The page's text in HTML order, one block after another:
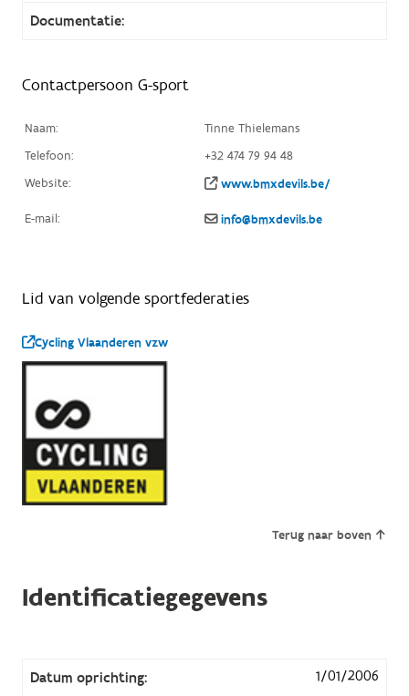
Documentatie:
Contactpersoon G-sport
Naam:
Tinne Thielemans
Telefoon:
+32 474 79 94 48
Website:
www.bmxdevils.be/
E-mail: info@bmxdevils.be
Lid van volgende sportfederaties
Cycling Vlaanderen vzw
Terug naar boven
Identificatiegegevens
Datum oprichting: 1/01/2006